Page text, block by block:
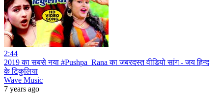
2:44
2019 का सबसे नया #Pushpa_Rana का जबरदस्त वीडियो सांग - जय हिन्द
के टिकुलिया
Wave Music
7 years ago